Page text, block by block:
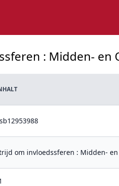
: Midden- en
om invloedssferen : Midden-